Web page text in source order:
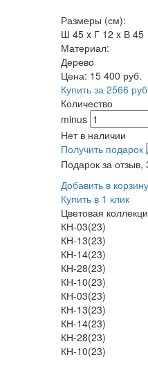
Размеры (см):
Ш 45 x Г 12 x В 45
Материал:
Дерево
Цена: 15 400 руб.
Купить за 2566
Количество
minus
Нет в наличии
Получить подарок
Подарок за
Добавить в корзину
Купить в 1 клик
Цветовая
КН-03(23)
КН-13(23)
КН-14(23)
КН-28(23)
КН-10(23)
КН-03(23)
КН-13(23)
КН-14(23)
КН-28(23)
КН-10(23)